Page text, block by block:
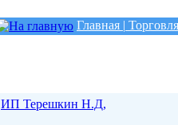
Главная |
ИП Терешкин Н.Д,